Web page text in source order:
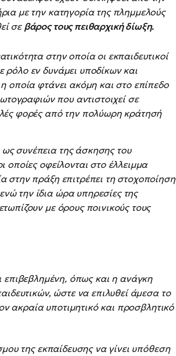
με την κατηγορία της πλημμελούς
σεβάρος τους πειθαρχική δίωξη.
στην οποία οι εκπαιδευτικοί
ρόλο εν δυνάμει υποδίκων και
οποία φτάνει ακόμη και στο επίπεδο
που αντιστοιχεί σε
φορές από την πολύωρη κράτησή
συνέπεια της άσκησης του
οποίες οφείλονται στο έλλειμμα
στην πράξη επιτρέπει τη στοχοποίηση
την ίδια ώρα υπηρεσίες της
με όρους ποινικούς τους
όπως και η ανάγκη
ώστε να επιλυθεί άμεσα το
ακραία υποτιμητικό και προσβλητικό
της εκπαίδευσης να γίνει υπόθεση